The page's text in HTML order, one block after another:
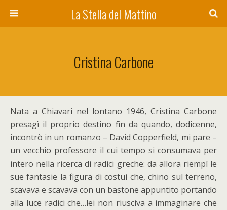
La Stella del Mattino
Cristina Carbone
Nata a Chiavari nel lontano 1946, Cristina Carbone
presagì il proprio destino fin da quando, dodicenne,
incontrò in un romanzo – David Copperfield, mi pare –
un vecchio professore il cui tempo si consumava per
intero nella ricerca di radici greche: da allora riempì le
sue fantasie la figura di costui che, chino sul terreno,
scavava e scavava con un bastone appuntito portando
alla luce radici che…lei non riusciva a immaginare che